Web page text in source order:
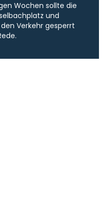
Wochen sollte die
und
Verkehr gesperrt